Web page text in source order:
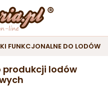
FUNKCJONALNE DO LODÓW
lodów